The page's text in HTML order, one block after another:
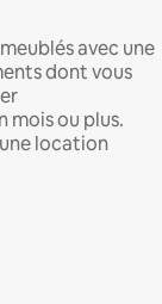
avec une
dont vous
ou plus.
location